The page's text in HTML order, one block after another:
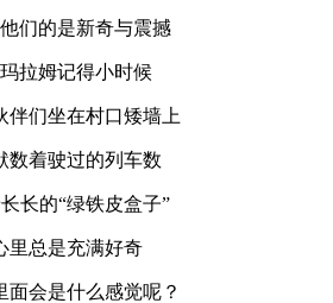
们的是新奇与震撼
拉姆记得小时候
伴们坐在村口矮墙上
数着驶过的列车数
长的“绿铁皮盒子”
里总是充满好奇
面会是什么感觉呢？